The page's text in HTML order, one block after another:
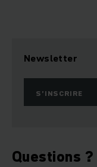
Newsletter
S’INSCRIRE
Questions ?